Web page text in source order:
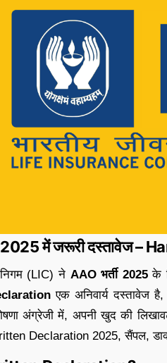
2025 में जरूरी दस्तावेज
निगम (LIC) ने AAO भर्ती 2025के
एक अनिवार्य दस्तावेज
अंग्रेजी में, अपनी खुद की
Declaration 2025, सैंपल,